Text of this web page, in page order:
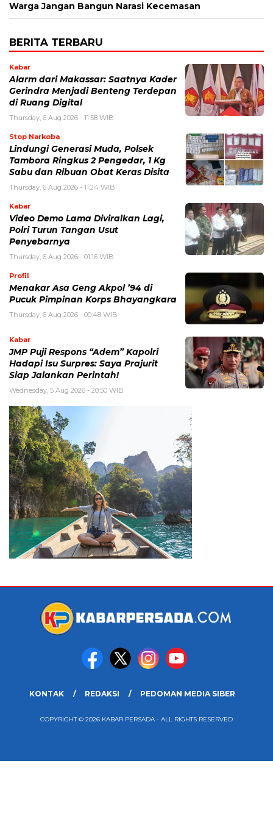
Warga Jangan Bangun Narasi Kecemasan
BERITA TERBARU
Kabar
Alarm dari Makassar: Saatnya Kader
Gerindra Menjadi Benteng Terdepan
di Ruang Digital
Thursday, 6 Aug 2026 - 11:58 WIB
Stop Narkoba
Lindungi Generasi Muda, Polsek
Tambora Ringkus 2 Pengedar, 1 Kg
Sabu dan Ribuan Obat Keras Disita
Thursday, 6 Aug 2026 - 11:24 WIB
Kabar
Video Demo Lama Diviralkan Lagi,
Polri Turun Tangan Usut
Penyebarnya
Thursday, 6 Aug 2026 - 01:16 WIB
Profil
Menakar Asa Geng Akpol ’94 di
Pucuk Pimpinan Korps Bhayangkara
Thursday, 6 Aug 2026 - 00:48 WIB
Kabar
JMP Puji Respons “Adem” Kapolri
Hadapi Isu Surpres: Saya Prajurit
Siap Jalankan Perintah!
Wednesday, 5 Aug 2026 - 20:50 WIB
KONTAK REDAKSI PEDOMAN MEDIA SIBER
COPYRIGHT © 2026 KABAR PERSADA - ALL RIGHTS RESERVED